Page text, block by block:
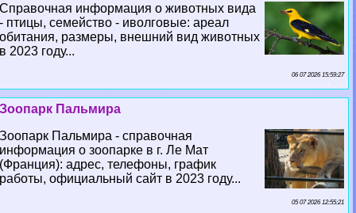
Справочная информация о животных вида
- птицы, семейство - иволговые: ареал
обитания, размеры, внешний вид животных
в 2023 году...
06 07 2026 15:59:27
Зоопарк Пальмира
Зоопарк Пальмира - справочная
информация о зоопарке в г. Ле Мат
(Франция): адрес, телефоны, график
работы, официальный сайт в 2023 году...
05 07 2026 12:55:21